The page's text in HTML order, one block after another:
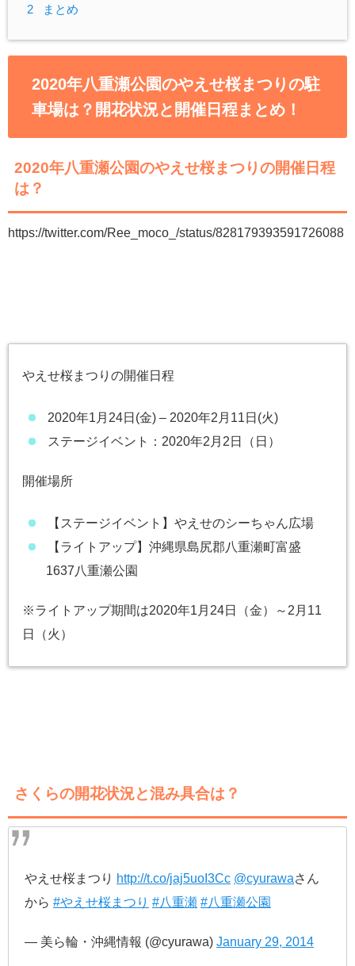
2 まとめ
2020年八重瀬公園のやえせ桜まつりの駐
車場は？開花状況と開催日程まとめ！
2020年八重瀬公園のやえせ桜まつりの開催日程
は？
https://twitter.com/Ree_moco_/status/828179393591726088
やえせ桜まつりの開催日程
2020年1月24日(金) – 2020年2月11日(火)
ステージイベント：2020年2月2日（日）
開催場所
【ステージイベント】やえせのシーちゃん広場
【ライトアップ】沖縄県島尻郡八重瀬町富盛
1637八重瀬公園
※ライトアップ期間は2020年1月24日（金）～2月11
日（火）
さくらの開花状況と混み具合は？
やえせ桜まつり http://t.co/jaj5uoI3Cc @cyurawaさん
から #やえせ桜まつり #八重瀬 #八重瀬公園
— 美ら輪・沖縄情報 (@cyurawa) January 29, 2014